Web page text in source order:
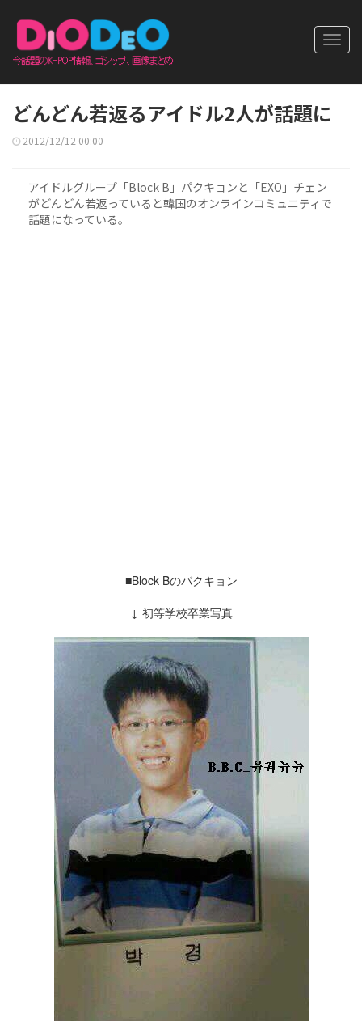
どんどん若返るアイドル2人が話題に
2012/12/12 00:00
アイドルグループ「Block B」パクキョンと「EXO」チェン
がどんどん若返っていると韓国のオンラインコミュニティで
話題になっている。
■Block Bのパクキョン
↓ 初等学校卒業写真